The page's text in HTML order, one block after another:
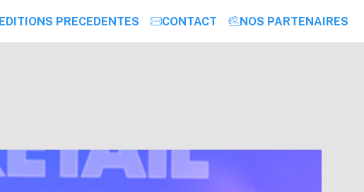
EDITIONS PRECEDENTES CONTACT NOS PARTENAIRES